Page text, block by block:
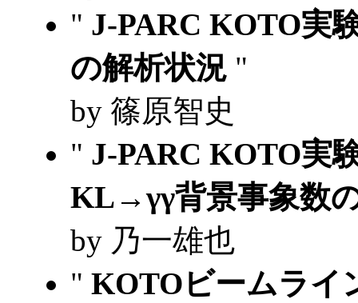
" J-PARC KOTO実
の解析状況 "
by 篠原智史
" J-PARC KOTO実
KL→γγ背景事象数
by 乃一雄也
" KOTOビームライ